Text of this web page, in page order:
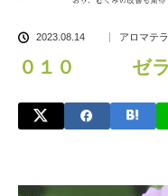
2023.08.14 アロマテ
０１０ ゼラ